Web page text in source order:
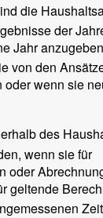
die
der
Jahr
von den
wenn sie
des
wenn sie für
oder
geltende